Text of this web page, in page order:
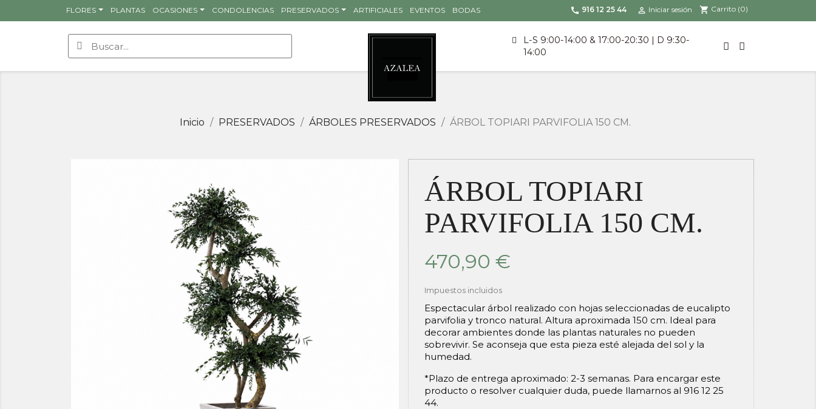
FLORES PLANTAS OCASIONES CONDOLENCIAS PRESERVADOS ARTIFICIALES EVENTOS BODAS call 916 12 25 44  Iniciar sesión shopping_cart Carrito (0)
L-S 9:00-14:00 & 17:00-20:30 | D 9:30-
14:00
Inicio PRESERVADOS ÁRBOLES PRESERVADOS ÁRBOL TOPIARI PARVIFOLIA 150 CM.
ÁRBOL TOPIARI
PARVIFOLIA 150 CM.
470,90 €
Impuestos incluidos
Espectacular árbol realizado con hojas seleccionadas de eucalipto
parvifolia y tronco natural. Altura aproximada 150 cm. Ideal para
decorar ambientes donde las plantas naturales no pueden
sobrevivir. Se aconseja que esta pieza esté alejada del sol y la
humedad.
*Plazo de entrega aproximado: 2-3 semanas. Para encargar este
producto o resolver cualquier duda, puede llamarnos al 916 12 25
44.